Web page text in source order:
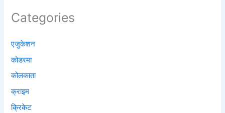
Categories
एजुकेशन
कोडरमा
कोलकाता
क्राइम
क्रिकेट